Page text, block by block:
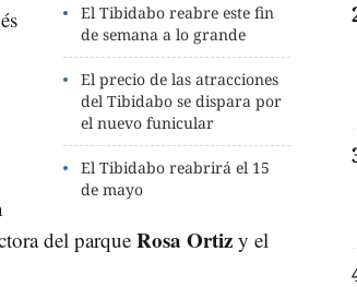
El Tibidabo reabre este fin
de semana a lo grande
El precio de las atracciones
del Tibidabo se dispara por
el nuevo funicular
El Tibidabo reabrirá el 15
de mayo
del parque Rosa Ortiz y el